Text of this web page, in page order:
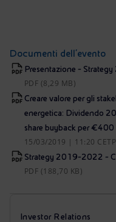
Documenti dell'evento
Presentazione -
PDF (8,29 MB)
Creare valore per gli
energetica: Dividendo
share buyback per
15/03/2019 | 11:20 CET
Strategy 2019-2022 -
PDF (188,70 KB)
Investor Relations